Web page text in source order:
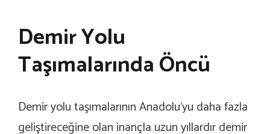
Demir Yolu
Taşımalarında Öncü
Demir yolu taşımalarının Anadolu’yu daha fazla
geliştireceğine olan inançla uzun yıllardır demir